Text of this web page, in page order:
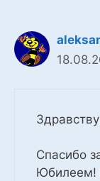
Спасибо
Юбилеем!